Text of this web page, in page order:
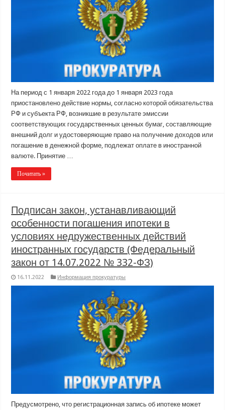
На период с 1 января 2022 года до 1 января 2023 года
приостановлено действие нормы, согласно которой обязательства
РФ и субъекта РФ, возникшие в результате эмиссии
соответствующих государственных ценных бумаг, составляющие
внешний долг и удостоверяющие право на получение доходов или
погашение в денежной форме, подлежат оплате в иностранной
валюте. Принятие …
Почитать »
Подписан закон, устанавливающий
особенности погашения ипотеки в
условиях недружественных действий
иностранных государств (Федеральный
закон от 14.07.2022 № 332-ФЗ)
16.11.2022 Информация прокуратуры
Предусмотрено, что регистрационная запись об ипотеке может